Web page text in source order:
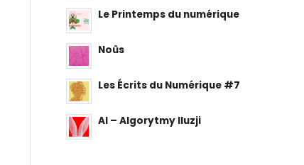
Le Printemps du numérique
Noûs
Les Écrits du Numérique #7
AI – Algorytmy Iluzji